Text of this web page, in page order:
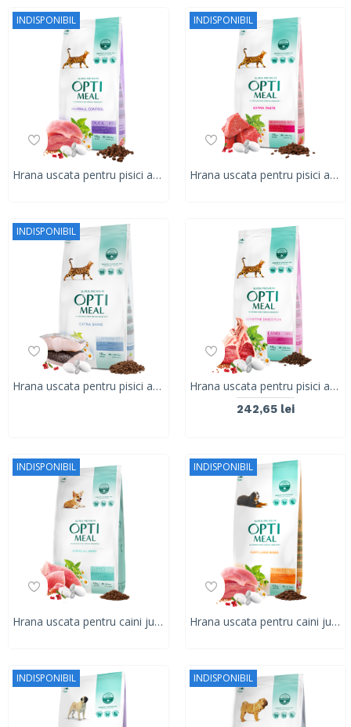
INDISPONIBIL
Hrana uscata pentru pisici adulte, Super Premium OPTIMEAL DRY FOOD, eliminarea ghemotoacelor, rata, 10 kg
INDISPONIBIL
Hrana uscata pentru pisici adulte, Super Premium OPTIMEAL DRY FOOD, continut ridicat de carne de vitel, 10 kg
INDISPONIBIL
Hrana uscata pentru pisici adulte, Super Premium OPTIMEAL DRY FOOD, cod, 10kg Hrana uscata pentru pisici adulte cu digestie sensibila, Super Premium OPTIMEAL DRY FOOD, miel, 10 kg
242,65 lei
INDISPONIBIL
Hrana uscata pentru caini junior super Premium OPTIMEAL DRY FOOD, curcan, 12 kg
INDISPONIBIL
Hrana uscata pentru caini junior DE TALIE MARE, OPTIMEAL DRY FOOD, curcan, 12 kg
INDISPONIBIL INDISPONIBIL